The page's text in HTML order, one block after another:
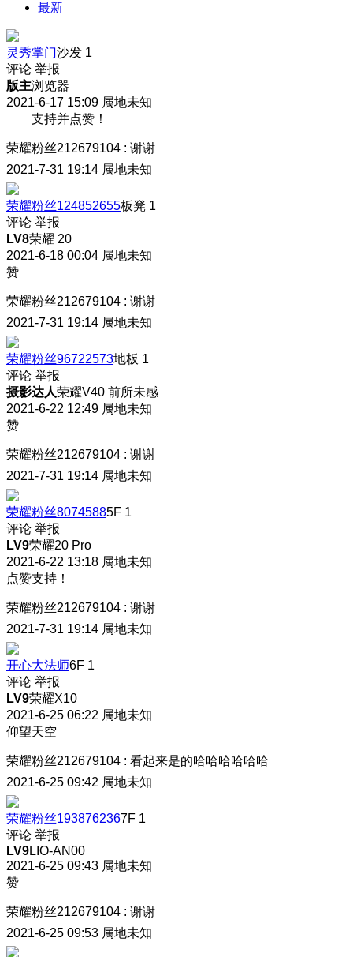
最新
灵秀掌门沙发 1
评论 举报
版主浏览器
2021-6-17 15:09 属地未知
支持并点赞！
荣耀粉丝212679104 : 谢谢
2021-7-31 19:14 属地未知
荣耀粉丝124852655板凳 1
评论 举报
LV8荣耀 20
2021-6-18 00:04 属地未知
赞
荣耀粉丝212679104 : 谢谢
2021-7-31 19:14 属地未知
荣耀粉丝96722573地板 1
评论 举报
摄影达人荣耀V40 前所未感
2021-6-22 12:49 属地未知
赞
荣耀粉丝212679104 : 谢谢
2021-7-31 19:14 属地未知
荣耀粉丝80745885F 1
评论 举报
LV9荣耀20 Pro
2021-6-22 13:18 属地未知
点赞支持！
荣耀粉丝212679104 : 谢谢
2021-7-31 19:14 属地未知
开心大法师6F 1
评论 举报
LV9荣耀X10
2021-6-25 06:22 属地未知
仰望天空
荣耀粉丝212679104 : 看起来是的哈哈哈哈哈哈
2021-6-25 09:42 属地未知
荣耀粉丝1938762367F 1
评论 举报
LV9LIO-AN00
2021-6-25 09:43 属地未知
赞
荣耀粉丝212679104 : 谢谢
2021-6-25 09:53 属地未知